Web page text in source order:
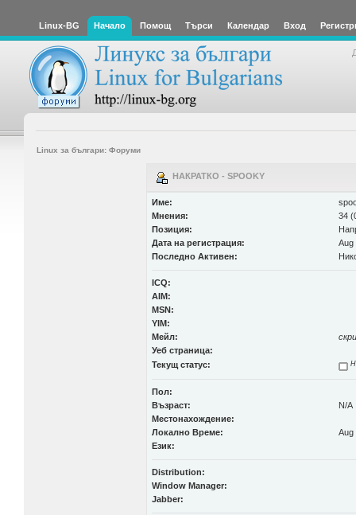
Linux-BG Начало Помощ Търси Календар Вход
Linux за българи: Форуми
НАКРАТКО - SPOOKY
Име:
Мнения:
34
Позиция:
Дата на регистрация:
Aug
Последно Активен:
ICQ:
AIM:
MSN:
YIM:
Мейл:
Уеб страница:
Текущ статус:
Пол:
Възраст:
N/A
Местонахождение:
Локално Време:
Aug
Език:
Distribution:
Window Manager:
Jabber: